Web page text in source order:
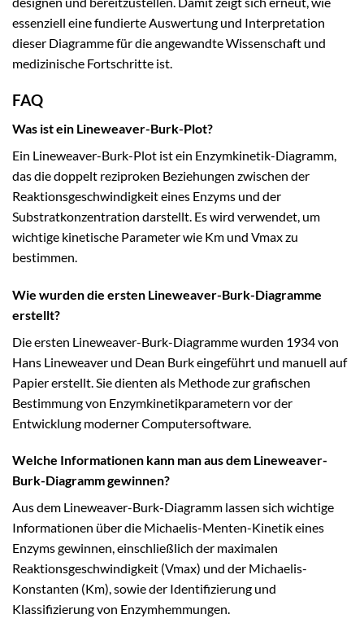
essenziell eine fundierte Auswertung und Interpretation
dieser Diagramme für die angewandte Wissenschaft und
medizinische Fortschritte ist.
FAQ
Was ist ein Lineweaver-Burk-Plot?
Ein Lineweaver-Burk-Plot ist ein Enzymkinetik-Diagramm,
das die doppelt reziproken Beziehungen zwischen der
Reaktionsgeschwindigkeit eines Enzyms und der
Substratkonzentration darstellt. Es wird verwendet, um
wichtige kinetische Parameter wie Km und Vmax zu
bestimmen.
Wie wurden die ersten Lineweaver-Burk-Diagramme
erstellt?
Die ersten Lineweaver-Burk-Diagramme wurden 1934 von
Hans Lineweaver und Dean Burk eingeführt und manuell auf
Papier erstellt. Sie dienten als Methode zur grafischen
Bestimmung von Enzymkinetikparametern vor der
Entwicklung moderner Computersoftware.
Welche Informationen kann man aus dem Lineweaver-
Burk-Diagramm gewinnen?
Aus dem Lineweaver-Burk-Diagramm lassen sich wichtige
Informationen über die Michaelis-Menten-Kinetik eines
Enzyms gewinnen, einschließlich der maximalen
Reaktionsgeschwindigkeit (Vmax) und der Michaelis-
Konstanten (Km), sowie der Identifizierung und
Klassifizierung von Enzymhemmungen.